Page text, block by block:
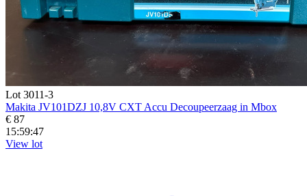
Lot 3011-3
Makita JV101DZJ 10,8V CXT Accu Decoupeerzaag in Mbox
€ 87
15:59:45
View lot